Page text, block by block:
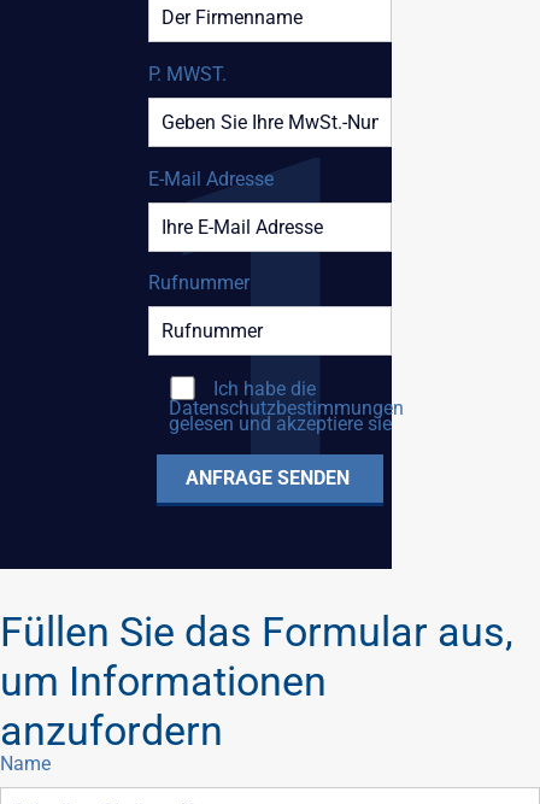
P. MWST.
E-Mail Adresse
Rufnummer
Ich habe die
Datenschutzbestimmungen
gelesen und akzeptiere sie
Füllen Sie das Formular aus,
um Informationen
anzufordern
Name